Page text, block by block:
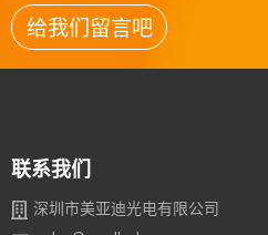
给我们留言吧
联系我们
深圳市美亚迪光电有限公司